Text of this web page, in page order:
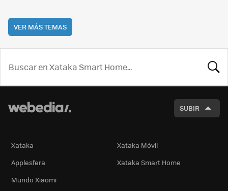
VER MÁS TEMAS
SUBIR
Xataka
Xataka Móvil
Applesfera
Xataka Smart Home
Mundo Xiaomi